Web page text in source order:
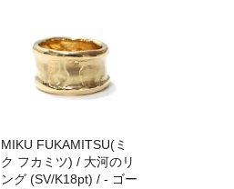
MIKU FUKAMITSU(ミ
ク フカミツ) / 大河のリ
ング (SV/K18pt) / - ゴー